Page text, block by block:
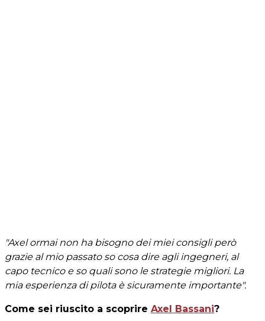
"Axel ormai non ha bisogno dei miei consigli però
grazie al mio passato so cosa dire agli ingegneri, al
capo tecnico e so quali sono le strategie migliori. La
mia esperienza di pilota è sicuramente importante".
Come sei riuscito a scoprire Axel Bassani?